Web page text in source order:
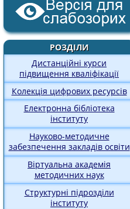
РОЗДІЛИ
Дистанційні курси
підвищення кваліфікації
Колекція цифрових ресурсів
Електронна бібліотека
інституту
Науково-методичне
забезпечення закладів освіти
Віртуальна академія
методичних наук
Структурні підрозділи
інституту